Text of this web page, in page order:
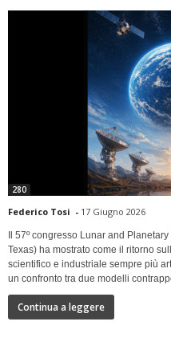
280
Federico Tosi - 17 Giugno 2026
Il 57º congresso Lunar and
Texas) ha mostrato come il ritorno
scientifico e industriale sempre più
un confronto tra due modelli
Continua a leggere